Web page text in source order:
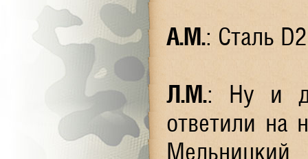
А.М.: Сталь
Л.М.: Ну и
ответили на